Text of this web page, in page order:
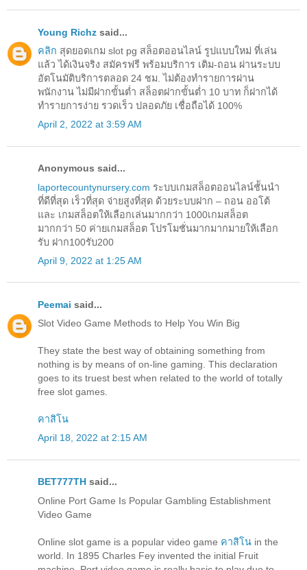
Young Richz said...
คลิก สุดยอดเกม slot pg สล็อตออนไลน์ รูปแบบใหม่ ที่เล่น
แล้ว ได้เงินจริง สมัครฟรี พร้อมบริการ เติม-ถอน ผ่านระบบ
อัตโนมัติบริการตลอด 24 ชม. ไม่ต้องทำรายการผ่าน
พนักงาน ไม่มีฝากขั้นต่ำ สล็อตฝากขั้นต่ำ 10 บาท ก็ฝากได้
ทำรายการง่าย รวดเร็ว ปลอดภัย เชื่อถือได้ 100%
April 2, 2022 at 3:59 AM
Anonymous said...
laportecountynursery.com ระบบเกมสล็อตออนไลน์ชัันนำ
ที่ดีที่สุด เร็วที่สุด จ่ายสูงที่สุด ด้วยระบบฝาก – ถอน ออโต้
และ เกมสล็อตให้เลือกเล่นมากกว่า 1000เกมสล็อต
มากกว่า 50 ค่ายเกมสล็อต โปรโมชั่นมากมากมายให้เลือก
รับ ฝาก100รับ200
April 9, 2022 at 1:25 AM
Peemai said...
Slot Video Game Methods to Help You Win Big
They state the best way of obtaining something from
nothing is by means of on-line gaming. This declaration
goes to its truest best when related to the world of totally
free slot games.
คาสิโน
April 18, 2022 at 2:15 AM
BET777TH said...
Online Port Game Is Popular Gambling Establishment
Video Game
Online slot game is a popular video game คาสิโน in the
world. In 1895 Charles Fey invented the initial Fruit